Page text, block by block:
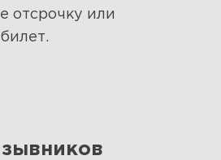
отсрочку или